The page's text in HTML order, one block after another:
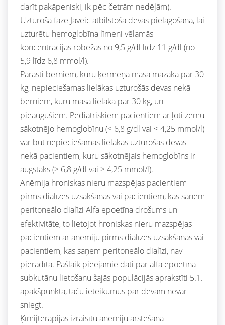
darīt pakāpeniski, ik pēc četrām nedēļām).
Uzturošā fāze Jāveic atbilstoša devas pielāgošana, lai
uzturētu hemoglobīna līmeni vēlamās
koncentrācijas robežās no 9,5 g/dl līdz 11 g/dl (no
5,9 līdz 6,8 mmol/l).
Parasti bērniem, kuru ķermeņa masa mazāka par 30
kg, nepieciešamas lielākas uzturošās devas nekā
bērniem, kuru masa lielāka par 30 kg, un
pieaugušiem. Pediatriskiem pacientiem ar ļoti zemu
sākotnējo hemoglobīnu (< 6,8 g/dl vai < 4,25 mmol/l)
var būt nepieciešamas lielākas uzturošās devas
nekā pacientiem, kuru sākotnējais hemoglobīns ir
augstāks (> 6,8 g/dl vai > 4,25 mmol/l).
Anēmija hroniskas nieru mazspējas pacientiem
pirms dialīzes uzsākšanas vai pacientiem, kas saņem
peritoneālo dialīzi Alfa epoetīna drošums un
efektivitāte, to lietojot hroniskas nieru mazspējas
pacientiem ar anēmiju pirms dialīzes uzsākšanas vai
pacientiem, kas saņem peritoneālo dialīzi, nav
pierādīta. Pašlaik pieejamie dati par alfa epoetīna
subkutānu lietošanu šajās populācijās aprakstīti 5.1.
apakšpunktā, taču ieteikumus par devām nevar
sniegt.
Ķīmijterapijas izraisītu anēmiju ārstēšana